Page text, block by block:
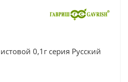
0,1г серия Русский